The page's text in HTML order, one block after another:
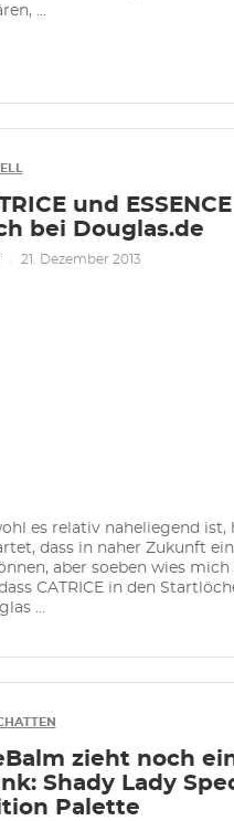
...
und
bei Douglas.de
21. Dezember 2013
es relativ naheliegend ist,
dass in naher Zukunft
aber soeben wies mich
CATRICE in den
...
zieht noch
Shady Lady
Palette